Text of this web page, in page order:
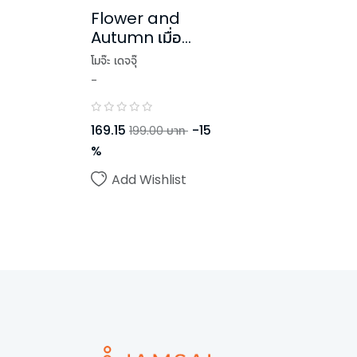
Flower and
Autumn เมื่อ
ดอกไม้ผลิบานยาม
ฤดูใบไม้ร่วง
โมจ๊ะ เดจจุ๊
-
169.15 199.00 บาท -15
%
Add Wishlist